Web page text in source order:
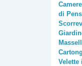
di
Velette